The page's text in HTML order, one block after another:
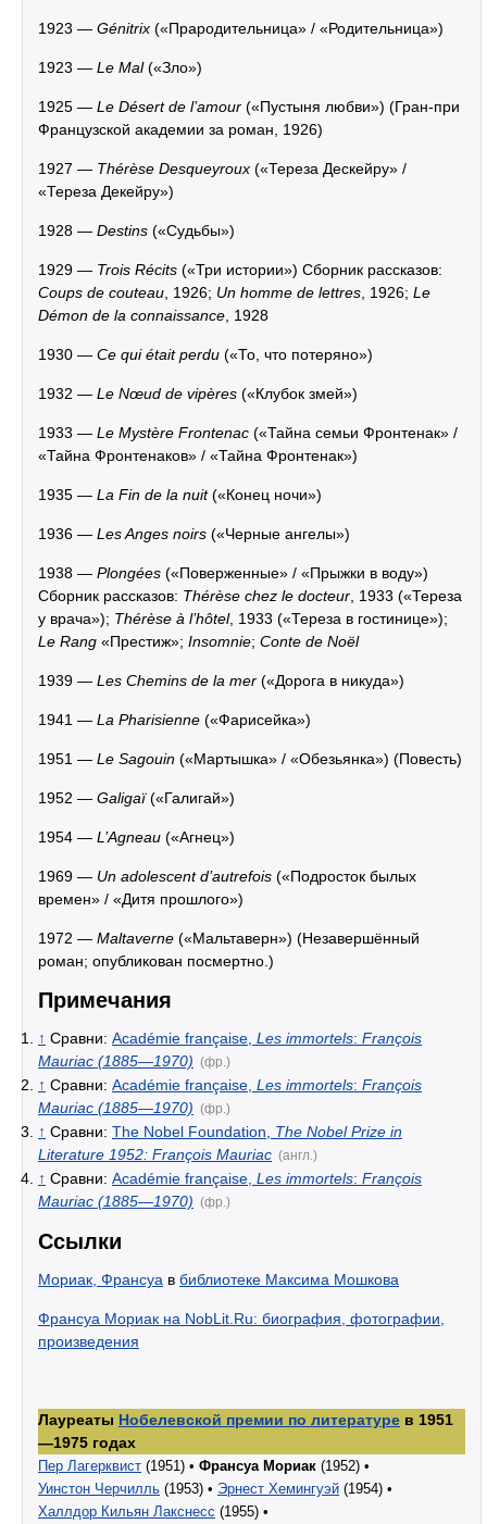
1923 — Génitrix («Прародительница» / «Родительница»)
1923 — Le Mal(«Зло»)
1925 — Le Désert de l’amour («Пустыня любви») (Гран-при
Французской академии за роман, 1926)
1927 — Thérèse Desqueyroux («Тереза Дескейру» /
«Тереза Декейру»)
1928 — Destins («Судьбы»)
1929 — Trois Récits («Три истории») Сборник рассказов:
Coups de couteau , 1926; Un homme de lettres , 1926; Le
Démon de la connaissance , 1928
1930 — Ce qui était perdu («То, что потеряно»)
1932 — Le Nœud de vipères («Клубок змей»)
1933 — Le Mystère Frontenac («Тайна семьи Фронтенак» /
«Тайна Фронтенаков» / «Тайна Фронтенак»)
1935 — La Fin de la nuit(«Конец ночи»)
1936 — Les Anges noirs («Черные ангелы»)
1938 — Plongées («Поверженные» / «Прыжки в воду»)
Сборник рассказов: Thérèse chez le docteur , 1933 («Тереза
у врача»); Thérèse à l’hôtel, 1933 («Тереза в гостинице»);
Le Rang «Престиж»; Insomnie; Conte de Noël
1939 — Les Chemins de la mer («Дорога в никуда»)
1941 — La Pharisienne («Фарисейка»)
1951 — Le Sagouin («Мартышка» / «Обезьянка») (Повесть)
1952 — Galigaï(«Галигай»)
1954 — L’Agneau («Агнец»)
1969 — Un adolescent d’autrefois («Подросток былых
времен» / «Дитя прошлого»)
1972 — Maltaverne («Мальтаверн») (Незавершённый
роман; опубликован посмертно.)
Примечания
↑ Сравни: Académie française, Les immortels: François
Mauriac (1885—1970) (фр.)
↑ Сравни: Académie française, Les immortels: François
Mauriac (1885—1970) (фр.)
↑ Сравни: The Nobel Foundation, The Nobel Prize in
Literature 1952: François Mauriac (англ.)
↑ Сравни: Académie française, Les immortels: François
Mauriac (1885—1970) (фр.)
Ссылки
Мориак, Франсуа в библиотеке Максима Мошкова
Франсуа Мориак на NobLit.Ru: биография, фотографии,
произведения
Лауреаты Нобелевской премии по литературе в 1951
—1975 годах
Пер Лагерквист (1951) • Франсуа Мориак (1952) •
Уинстон Черчилль (1953) • Эрнест Хемингуэй (1954) •
Халлдор Кильян Лакснесс (1955) •